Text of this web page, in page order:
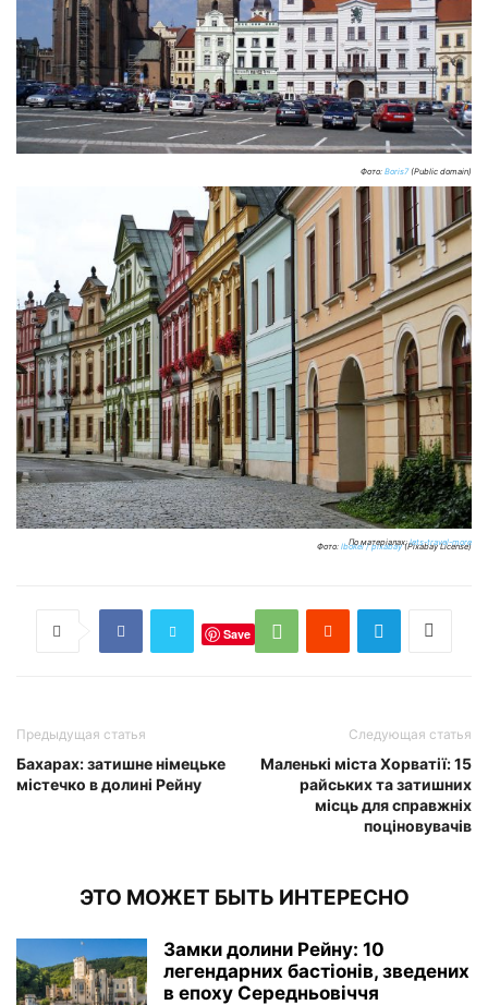
Фото: Boris7(Public domain)
Фото: lbokel / pixabay(Pixabay License)
По матеріалах:lets-travel-more
Save
Предыдущая статья
Бахарах: затишне німецьке
містечко в долині Рейну
Следующая статья
Маленькі міста Хорватії: 15
райських та затишних
місць для справжніх
поціновувачів
ЭТО МОЖЕТ БЫТЬ ИНТЕРЕСНО
Замки долини Рейну: 10
легендарних бастіонів, зведених
в епоху Середньовіччя